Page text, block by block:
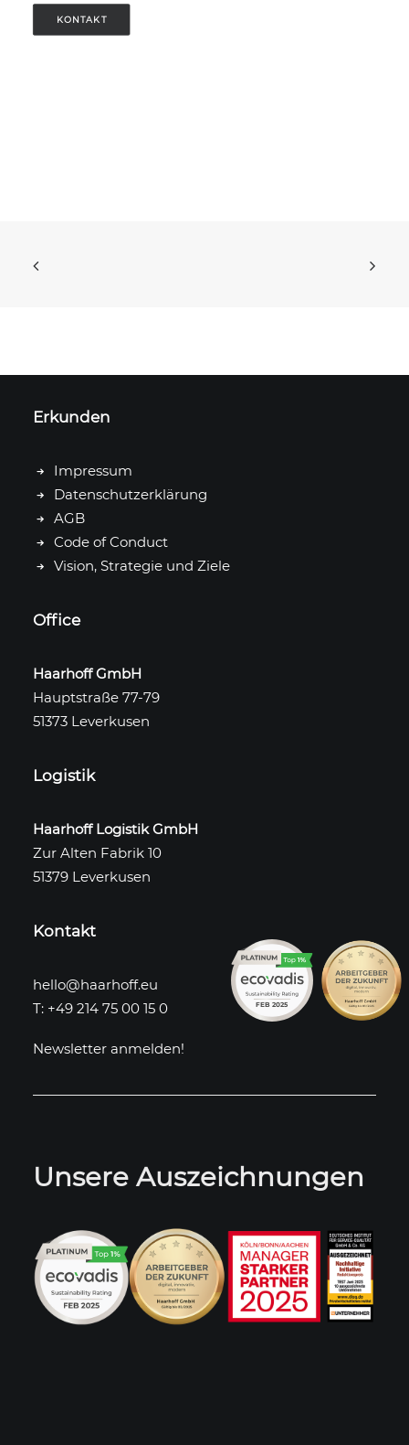
KONTAKT
Erkunden
Impressum
Datenschutzerklärung
AGB
Code of Conduct
Vision, Strategie und Ziele
Office
Haarhoff GmbH
Hauptstraße 77-79
51373 Leverkusen
Logistik
Haarhoff Logistik GmbH
Zur Alten Fabrik 10
51379 Leverkusen
Kontakt
hello@haarhoff.eu
T: +49 214 75 00 15 0
Newsletter anmelden!
Unsere Auszeichnungen